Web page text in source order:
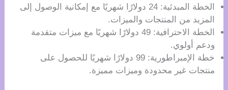
الخطة المبدئية: 24 دولارًا شهريًا مع إمكانية الوصول إلى
المزيد من المنتجات والميزات.
الخطة الاحترافية: 49 دولارًا شهريًا مع ميزات متقدمة
ودعم أولوي.
خطة الإمبراطورية: 99 دولارًا شهريًا للحصول على
منتجات غير محدودة وميزات مميزة.